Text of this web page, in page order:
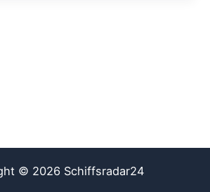
© 2026 Schiffsradar24